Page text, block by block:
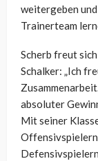
weitergeben
Trainerteam
Scherb freut
Schalker: „Ich
absoluter
Mit seiner